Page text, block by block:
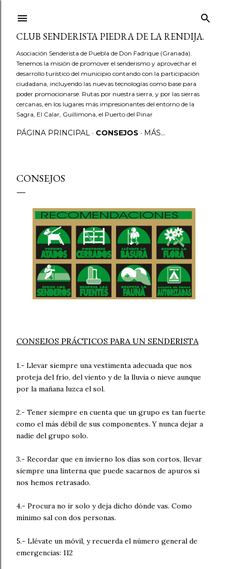
CLUB SENDERISTA PIEDRA DE LA RENDIJA.
Asociación Senderista de Puebla de Don Fadrique (Granada).
Tenemos la misión de promover el senderismo y aprovechar el
desarrollo turístico del municipio contando con la participación
ciudadana, incluyendo las nuevas tecnologías como base para
poder promocionarse. Rutas por nuestra sierra, y por las sierras
cercanas, en los lugares más impresionantes del entorno de la
Sagra, El Calar, Guillimona, el Puerto del Pinar
PÁGINA PRINCIPAL CONSEJOS MÁS…
CONSEJOS
CONSEJOS PRÁCTICOS PARA UN SENDERISTA
1.- Llevar siempre una vestimenta adecuada que nos
proteja del frío, del viento y de la lluvia o nieve aunque
por la mañana luzca el sol.
2.- Tener siempre en cuenta que un grupo es tan fuerte
como el más débil de sus componentes. Y nunca dejar a
nadie del grupo solo.
3.- Recordar que en invierno los días son cortos, llevar
siempre una linterna que puede sacarnos de apuros si
nos hemos retrasado.
4.- Procura no ir solo y deja dicho dónde vas. Como
mínimo sal con dos personas.
5.- Llévate un móvil, y recuerda el número general de
emergencias: 112